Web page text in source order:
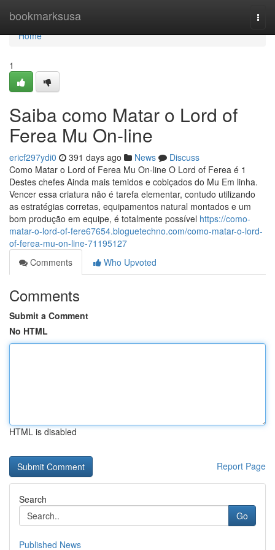
bookmarksusa
Home
Home
1
Saiba como Matar o Lord of
Ferea Mu On-line
ericf297ydi0 391 days ago News
Discuss
Como Matar o Lord of Ferea Mu On-line O Lord of Ferea é 1
Destes chefes Ainda mais temidos e cobiçados do Mu Em linha.
Vencer essa criatura não é tarefa elementar, contudo utilizando
as estratégias corretas, equipamentos natural montados e um
bom produção em equipe, é totalmente possível https://como-
matar-o-lord-of-fere67654.bloguetechno.com/como-matar-o-lord-
of-ferea-mu-on-line-71195127
Comments
Who Upvoted
Comments
Submit a Comment
No HTML
HTML is disabled
Report Page
Search
Go
Published News